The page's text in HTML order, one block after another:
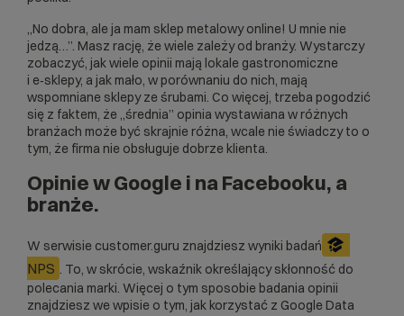
„No dobra, ale ja mam sklep metalowy online! U mnie nie
jedzą…”. Masz rację, że wiele zależy od branży. Wystarczy
zobaczyć, jak wiele opinii mają lokale gastronomiczne
i e‑sklepy, a jak mało, w porównaniu do nich, mają
wspomniane sklepy ze śrubami. Co więcej, trzeba pogodzić
się z faktem, że „średnia” opinia wystawiana w różnych
branżach może być skrajnie różna, wcale nie świadczy to o
tym, że firma nie obsługuje dobrze klienta.
Opinie w Google i na Facebooku, a
branże.
W serwisie customer.guru znajdziesz wyniki badań
NPS . To, w skrócie, wskaźnik określający skłonność do
polecania marki. Więcej o tym sposobie badania opinii
znajdziesz we wpisie o tym, jak korzystać z Google Data